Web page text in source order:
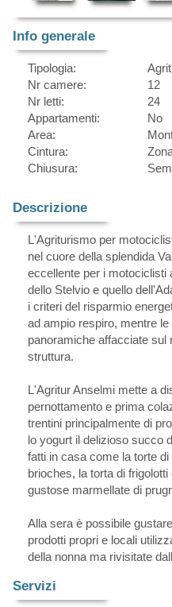
Info generale
Tipologia:
Nr camere:
Nr letti:
Appartamenti:
Area:
Cintura:
Chiusura:
12
24
No
Descrizione
L'Agriturismo per
nel cuore della splendida
eccellente per i motociclisti
dello Stelvio e quello
i criteri del risparmio
ad ampio respiro, mentre
panoramiche affacciate sul
struttura.
L'Agritur Anselmi mette a
pernottamento e prima
trentini principalmente di
lo yogurt il delizioso succo
fatti in casa come la torte
brioches, la torta di
gustose marmellate di
Alla sera è possibile
prodotti propri e locali
della nonna ma rivisitate
Servizi